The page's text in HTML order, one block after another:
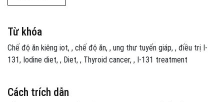
Cách trích dẫn
Từ khóa
Chế độ ăn kiêng iot , chế độ ăn , ung thư tuyến giáp , điều trị I-
131 Iodine diet , Diet , Thyroid cancer , I-131 treatment